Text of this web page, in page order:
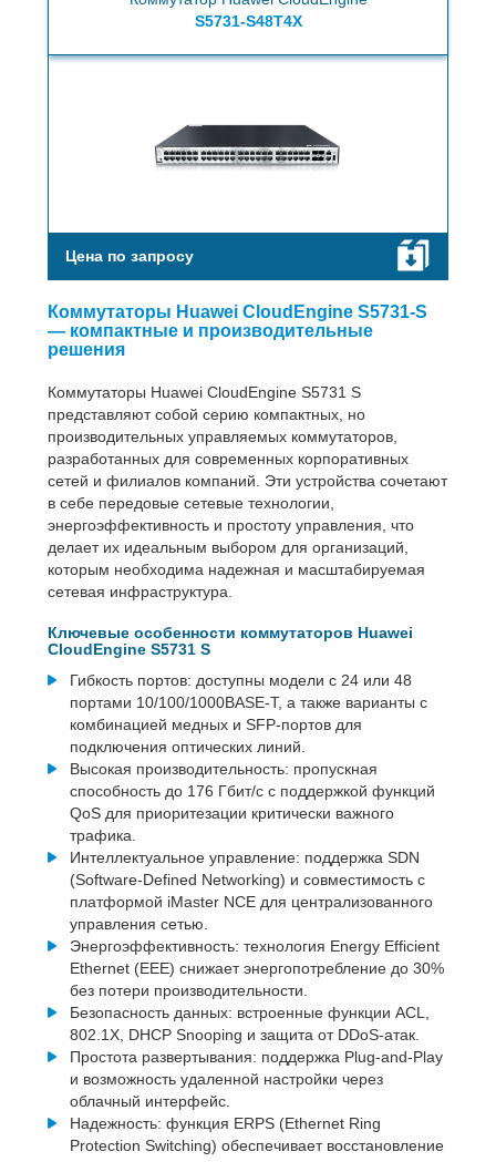
S5731-S48T4X
Цена по запросу
Коммутаторы Huawei CloudEngine S5731-S
— компактные и производительные
решения
Коммутаторы Huawei CloudEngine S5731 S
представляют собой серию компактных, но
производительных управляемых коммутаторов,
разработанных для современных корпоративных
сетей и филиалов компаний. Эти устройства сочетают
в себе передовые сетевые технологии,
энергоэффективность и простоту управления, что
делает их идеальным выбором для организаций,
которым необходима надежная и масштабируемая
сетевая инфраструктура.
Ключевые особенности коммутаторов Huawei
CloudEngine S5731 S
Гибкость портов: доступны модели с 24 или 48
портами 10/100/1000BASE-T, а также варианты с
комбинацией медных и SFP-портов для
подключения оптических линий.
Высокая производительность: пропускная
способность до 176 Гбит/с с поддержкой функций
QoS для приоритезации критически важного
трафика.
Интеллектуальное управление: поддержка SDN
(Software-Defined Networking) и совместимость с
платформой iMaster NCE для централизованного
управления сетью.
Энергоэффективность: технология Energy Efficient
Ethernet (EEE) снижает энергопотребление до 30%
без потери производительности.
Безопасность данных: встроенные функции ACL,
802.1X, DHCP Snooping и защита от DDoS-атак.
Простота развертывания: поддержка Plug-and-Play
и возможность удаленной настройки через
облачный интерфейс.
Надежность: функция ERPS (Ethernet Ring
Protection Switching) обеспечивает восстановление